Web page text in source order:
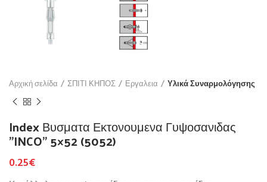
Αρχική σελίδα ΣΠΙΤΙ ΚΗΠΟΣ Εργαλεια Υλικά Συναρμολόγησης
Index Βυσματα Εκτονουμενα Γυψοσανιδας
”INCO” 5×52 (5052)
0.25€